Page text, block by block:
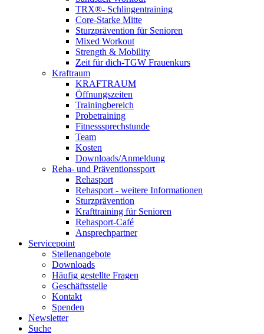
TRX®- Schlingentraining
Core-Starke Mitte
Sturzprävention für Senioren
Mixed Workout
Strength & Mobility
Zeit für dich-TGW Frauenkurs
Kraftraum
KRAFTRAUM
Öffnungszeiten
Trainingbereich
Probetraining
Fitnesssprechstunde
Team
Kosten
Downloads/Anmeldung
Reha- und Präventionssport
Rehasport
Rehasport - weitere Informationen
Sturzprävention
Krafttraining für Senioren
Rehasport-Café
Ansprechpartner
Servicepoint
Stellenangebote
Downloads
Häufig gestellte Fragen
Geschäftsstelle
Kontakt
Spenden
Newsletter
Suche